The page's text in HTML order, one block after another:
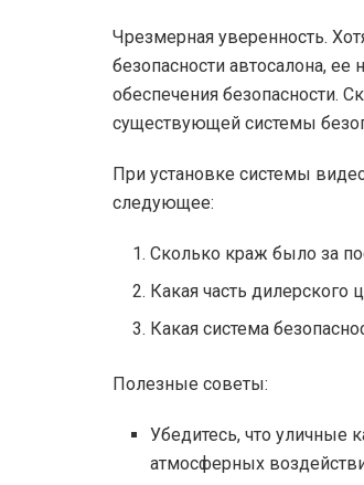
Чрезмерная уверенность.
безопасности автосалона, ее
обеспечения безопасности.
существующей системы
При установке системы
следующее:
Сколько краж было за
Какая часть дилерского
Какая система
Полезные советы:
Убедитесь, что
атмосферных